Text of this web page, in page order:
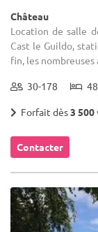
Château
Location de salle
Cast le Guildo,
fin, les
30-178
Forfait dès3 500
Contacter